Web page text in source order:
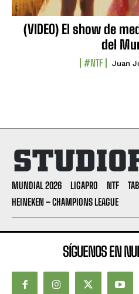
(VIDEO) El show de
del
#NTF Juan
MUNDIAL 2026 LIGAPRO NTF
HEINEKEN – CHAMPIONS LEAGUE
SÍGUENOS EN